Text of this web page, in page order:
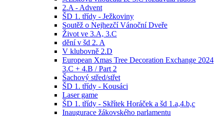
2.A - Advent
ŠD 1. třídy - Ježkoviny
Soutěž o Nejhezčí Vánoční Dveře
Život ve 3.A, 3.C
dění v šd 2. A
V klubovně 2.D
European Xmas Tree Decoration Exchange 2024
3.C + 4.B / Part 2
Šachový střed/střet
ŠD 1. třídy - Kousáci
Laser game
ŠD 1. třídy - Skřítek Horáček a šd 1.a,4.b,c
Inaugurace žákovského parlamentu